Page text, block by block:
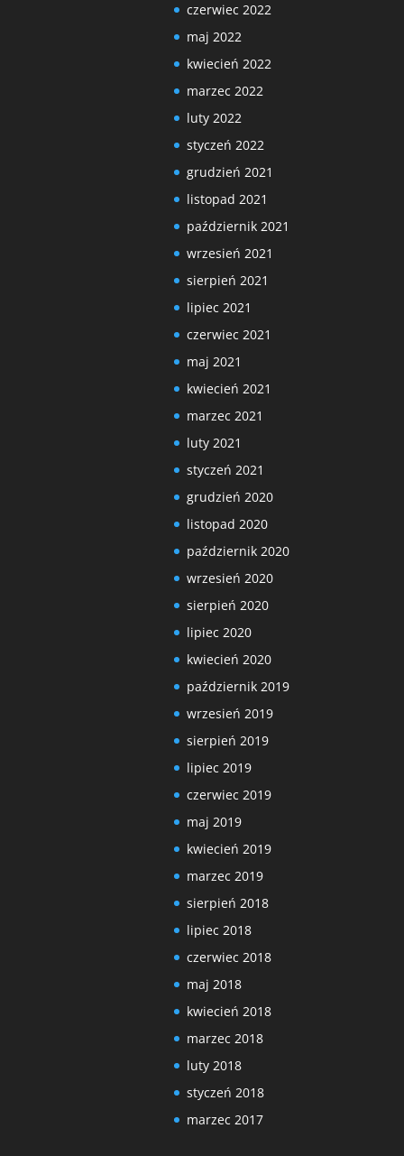
czerwiec 2022
maj 2022
kwiecień 2022
marzec 2022
luty 2022
styczeń 2022
grudzień 2021
listopad 2021
październik 2021
wrzesień 2021
sierpień 2021
lipiec 2021
czerwiec 2021
maj 2021
kwiecień 2021
marzec 2021
luty 2021
styczeń 2021
grudzień 2020
listopad 2020
październik 2020
wrzesień 2020
sierpień 2020
lipiec 2020
kwiecień 2020
październik 2019
wrzesień 2019
sierpień 2019
lipiec 2019
czerwiec 2019
maj 2019
kwiecień 2019
marzec 2019
sierpień 2018
lipiec 2018
czerwiec 2018
maj 2018
kwiecień 2018
marzec 2018
luty 2018
styczeń 2018
marzec 2017